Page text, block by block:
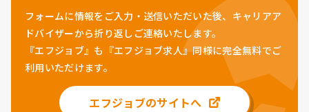
フォームに情報をご入力・送信いただいた後、キャリアア
ドバイザーから折り返しご連絡いたします。
『エフジョブ』も『エフジョブ求人』同様に完全無料でご
利用いただけます。
エフジョブのサイトへ